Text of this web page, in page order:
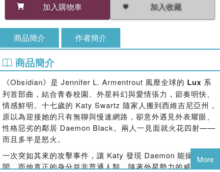
加入購物車
加入收藏
商品簡介 作者簡介
商品簡介
《Obsidian》是 Jennifer L. Armentrout 風靡全球的 Lux 系
列首部曲，結合青春校園、外星科幻與愛情張力，節奏明快、
情感鮮明。十七歲的 Katy Swartz 隨家人搬到西維吉尼亞州，
原以為迎接她的只有無聊與慢速網路，卻意外遇見外表耀眼、
性格惡劣的鄰居 Daemon Black。兩人一見面就火花四射——
而且多半是怒火。
一次突如其來的攻擊事件，讓 Katy 發現 Daemon 能操控時
間，而他真正的身分並非普通人類。隨著外星勢力的威脅逼
More